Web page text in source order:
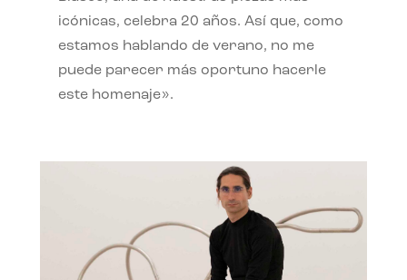
icónicas, celebra 20 años. Así que, como
estamos hablando de verano, no me
puede parecer más oportuno hacerle
este homenaje».